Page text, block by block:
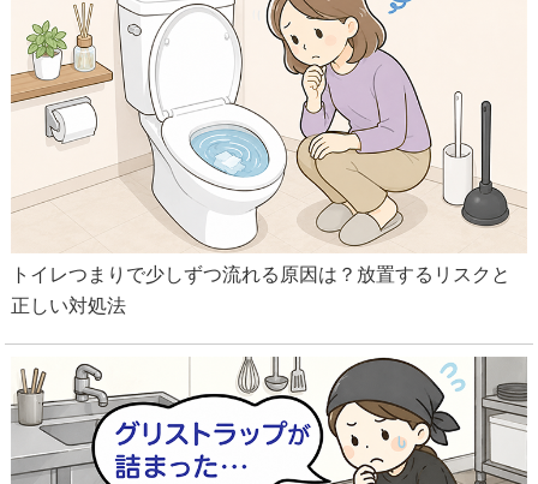
トイレつまりで少しずつ流れる原因は？放置するリスクと
正しい対処法